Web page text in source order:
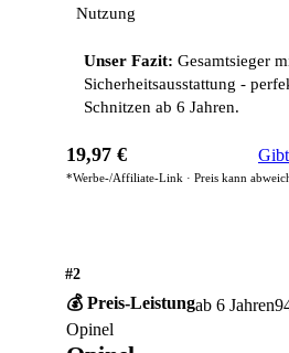
Nutzung
Unser Fazit: Gesamtsieger
Sicherheitsausstattung -
Schnitzen ab 6 Jahren.
19,97 €
*Werbe-/Affiliate-Link · Preis kann
#2
💰 Preis-Leistungab 6 Jahren
Opinel